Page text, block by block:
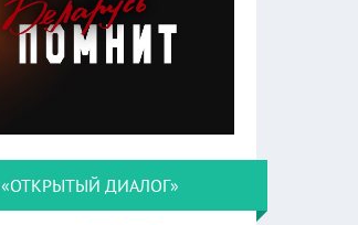
«ОТКРЫТЫЙ ДИАЛОГ»